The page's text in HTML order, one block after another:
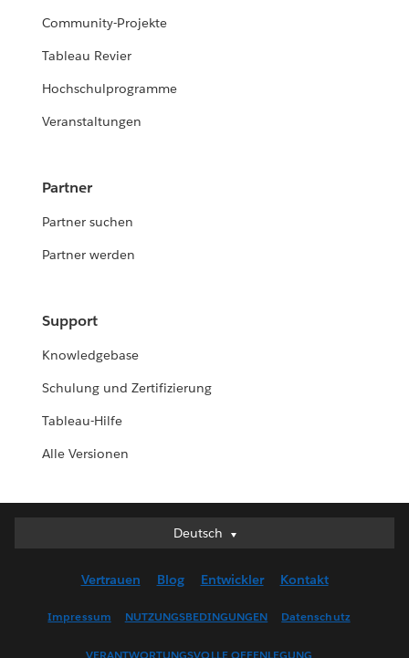
Community-Projekte
Tableau Revier
Hochschulprogramme
Veranstaltungen
Partner
Partner suchen
Partner werden
Support
Knowledgebase
Schulung und Zertifizierung
Tableau-Hilfe
Alle Versionen
Deutsch
Deutsch
English (US)
Vertrauen Blog Entwickler Kontakt
Impressum NUTZUNGSBEDINGUNGEN Datenschutz
VERANTWORTUNGSVOLLE OFFENLEGUNG